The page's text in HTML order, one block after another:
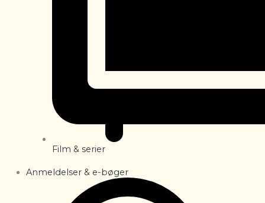
Film & serier
Anmeldelser & e-bøger